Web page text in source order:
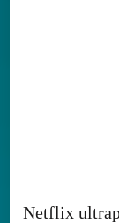
Netflix